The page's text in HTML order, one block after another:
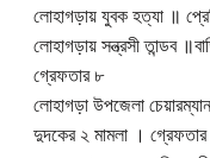
লোহাগড়ায় যুবক হত্যা ॥
লোহাগড়ায় সন্ত্রসী তান্ডব
গ্রেফতার ৮
লোহাগড়া উপজেলা
দুদকের ২ মামলা ।